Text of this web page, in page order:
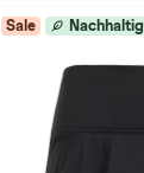
Sale Nachhaltig